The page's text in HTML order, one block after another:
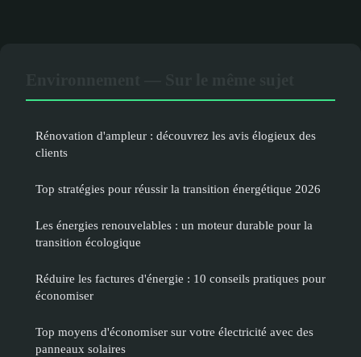
Rénovation d'ampleur : découvrez les avis élogieux des
clients
Top stratégies pour réussir la transition énergétique 2026
Les énergies renouvelables : un moteur durable pour la
transition écologique
Réduire les factures d'énergie : 10 conseils pratiques pour
économiser
Top moyens d'économiser sur votre électricité avec des
panneaux solaires